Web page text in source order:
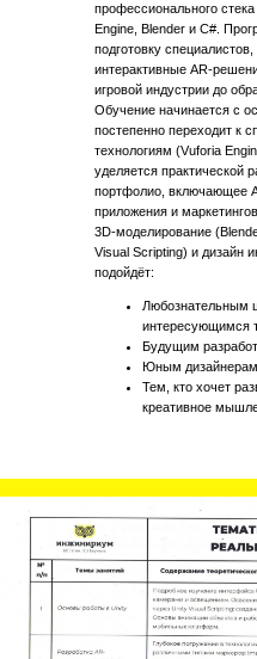
профессионального
Engine, Blender и C#.
подготовку
интерактивные AR-
игровой индустрии до
Обучение начинается с
постепенно переходит к
технологиям (Vuforia
уделяется практической
портфолио, включающее
приложения и
3D-моделирование
Visual Scripting) и дизайн
подойдёт:
Любознательным
интересующимся
Будущим
Юным дизайнерам
Тем, кто хочет
креативное